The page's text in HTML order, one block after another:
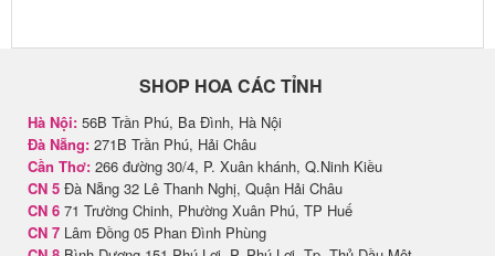
SHOP HOA CÁC TỈNH
Hà Nội: 56B Trần Phú, Ba Đình, Hà Nội
Đà Nẵng: 271B Trần Phú, Hải Châu
Cần Thơ: 266 đường 30/4, P. Xuân khánh, Q.Ninh Kiều
CN 5 Đà Nẵng 32 Lê Thanh Nghị, Quận Hải Châu
CN 6 71 Trường Chinh, Phường Xuân Phú, TP Huế
CN 7 Lâm Đồng 05 Phan Đình Phùng